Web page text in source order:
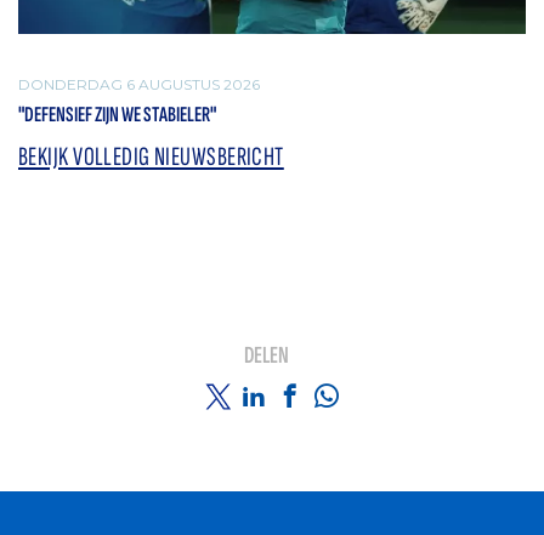
DONDERDAG 6 AUGUSTUS 2026
"DEFENSIEF ZIJN WE STABIELER"
BEKIJK VOLLEDIG NIEUWSBERICHT
DELEN